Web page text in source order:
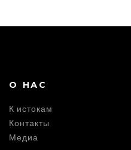
О НАС
К истокам
Контакты
Медиа